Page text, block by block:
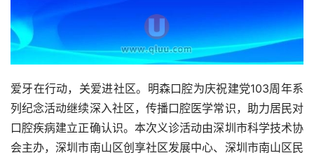
爱牙在行动，关爱进社区。明森口腔为庆祝建党103周年系
列纪念活动继续深入社区，传播口腔医学常识，助力居民对
口腔疾病建立正确认识。本次义诊活动由深圳市科学技术协
会主办，深圳市南山区创享社区发展中心、深圳市南山区民